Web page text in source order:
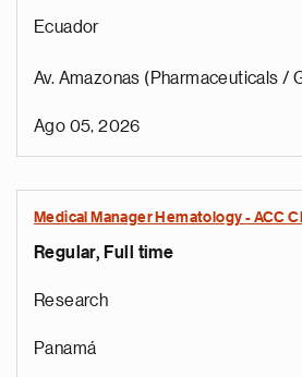
Ecuador
Av. Amazonas (Pharmaceuticals /
Ago 05, 2026
Medical Manager Hematology - ACC
Regular, Full time
Research
Panamá